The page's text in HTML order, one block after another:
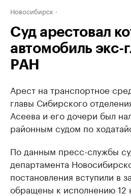
Новосибирск
Суд арестовал
автомобиль экс-
РАН
Арест на транспортное
главы Сибирского
Асеева и его дочери был
районным судом по
По данным пресс-службы
департамента
постановления вступили в
обращены к исполнению 12